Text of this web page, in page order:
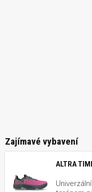
Zajímavé vybavení
ALTRA